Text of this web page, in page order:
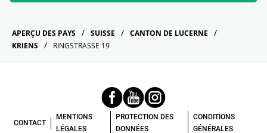
APERÇU DES PAYS SUISSE
CANTON DE LUCERNE
KRIENS
RINGSTRASSE 19
CONTACT
MENTIONS
LÉGALES
PROTECTION DES
DONNÉES
CONDITIONS
GÉNÉRALES